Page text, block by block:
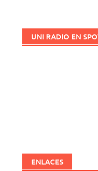
UNI RADIO EN
ENLACES